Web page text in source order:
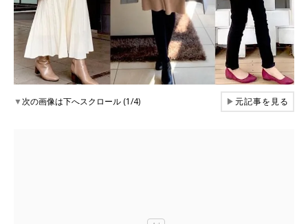
▼次の画像は下へスクロール (1/4) ▶元記事を見る